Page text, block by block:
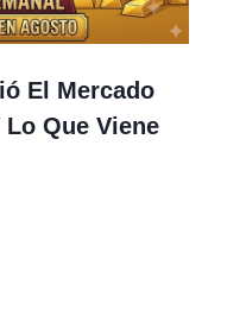
El Mercado
Que Viene